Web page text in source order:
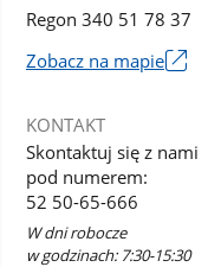
Regon 340 51 78 37
Zobacz na mapie
się
w
nowym
oknie
KONTAKT
Skontaktuj się z nami
pod numerem:
52 50-65-666
W dni robocze
w godzinach: 7:30-15:30